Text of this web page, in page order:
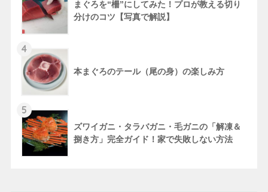
まぐろを“柵”にしてみた！プロが教える切り
分けのコツ【写真で解説】
4
本まぐろのテール（尾の身）の楽しみ方
5
ズワイガニ・タラバガニ・毛ガニの「解凍＆
捌き方」完全ガイド！家で失敗しない方法